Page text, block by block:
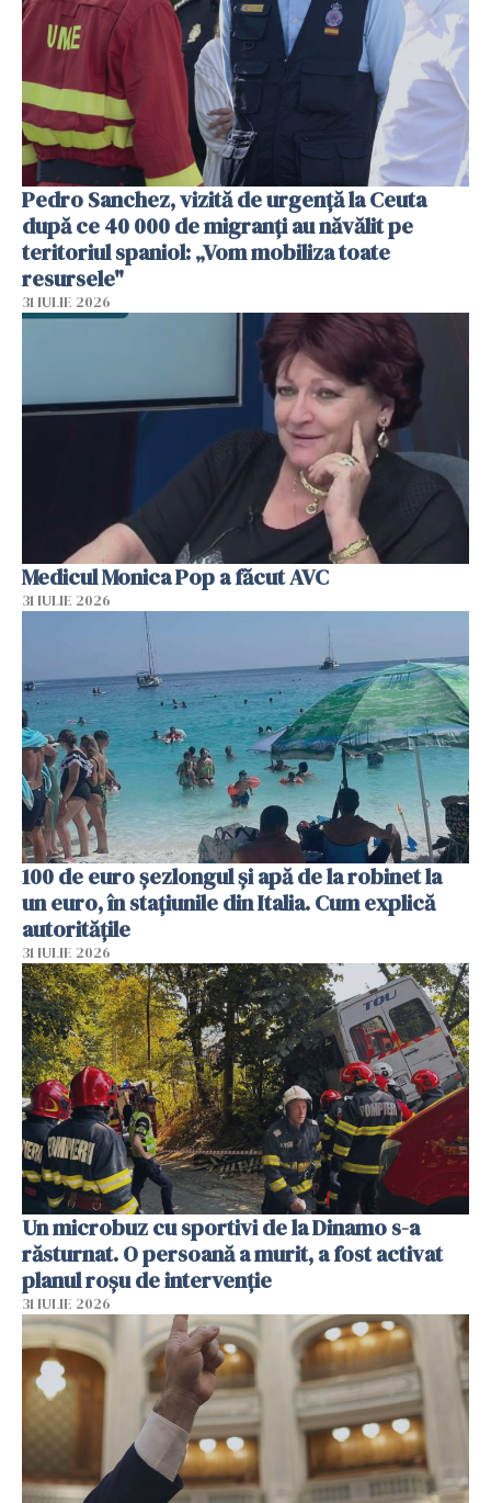
Pedro Sanchez, vizită de urgență la Ceuta
după ce 40 000 de migranți au năvălit pe
teritoriul spaniol: „Vom mobiliza toate
resursele"
31 IULIE 2026
Medicul Monica Pop a făcut AVC
31 IULIE 2026
100 de euro șezlongul și apă de la robinet la
un euro, în stațiunile din Italia. Cum explică
autoritățile
31 IULIE 2026
Un microbuz cu sportivi de la Dinamo s-a
răsturnat. O persoană a murit, a fost activat
planul roșu de intervenție
31 IULIE 2026